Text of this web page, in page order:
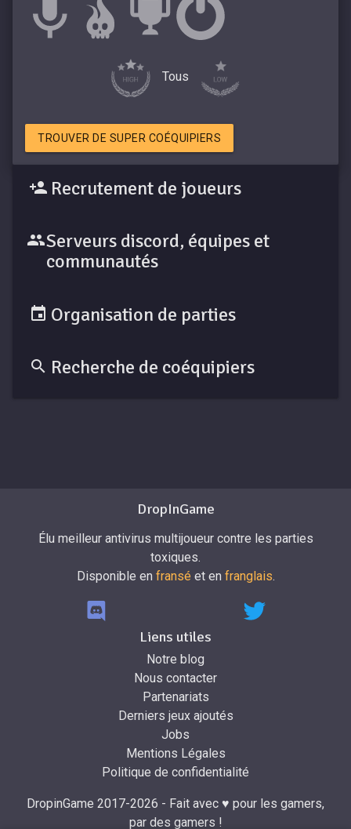
Tous
TROUVER DE SUPER COÉQUIPIERS
Recrutement de joueurs
Serveurs discord, équipes et
communautés
Organisation de parties
Recherche de coéquipiers
DropInGame
Élu meilleur antivirus multijoueur contre les parties
toxiques.
Disponible en fransé et en franglais.
Liens utiles
Notre blog
Nous contacter
Partenariats
Derniers jeux ajoutés
Jobs
Mentions Légales
Politique de confidentialité
DropinGame 2017-2026 - Fait avec ♥ pour les gamers,
par des gamers !